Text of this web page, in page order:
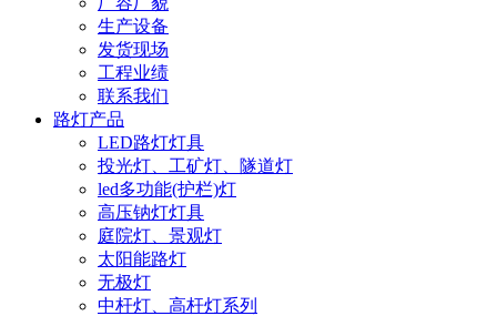
生产设备
发货现场
工程业绩
联系我们
路灯产品
LED路灯灯具
投光灯、工矿灯、隧道灯
led多功能(护栏)灯
高压钠灯灯具
庭院灯、景观灯
太阳能路灯
无极灯
中杆灯、高杆灯系列